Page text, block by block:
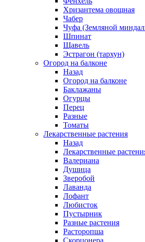
Хризантема овощная
Чабер
Чуфа (Земляной
Шпинат
Щавель
Эстрагон (тархун)
Огород на балконе
Назад
Огород на балконе
Баклажаны
Огурцы
Перец
Разные
Томаты
Лекарственные растения
Назад
Лекарственные
Валериана
Душица
Зверобой
Лаванда
Лофант
Любисток
Пустырник
Разные растения
Расторопша
Скорцонера